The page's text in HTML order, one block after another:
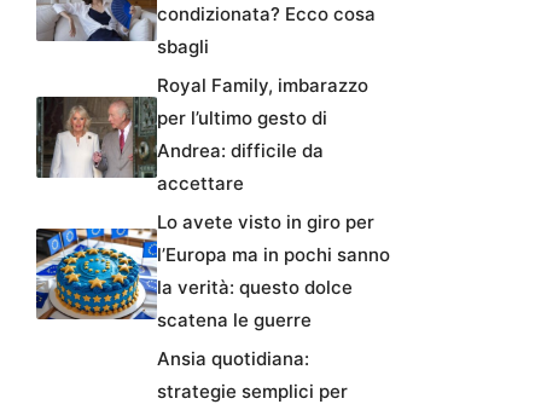
condizionata? Ecco cosa
sbagli
Royal Family, imbarazzo
per l’ultimo gesto di
Andrea: difficile da
accettare
Lo avete visto in giro per
l’Europa ma in pochi sanno
la verità: questo dolce
scatena le guerre
Ansia quotidiana:
strategie semplici per